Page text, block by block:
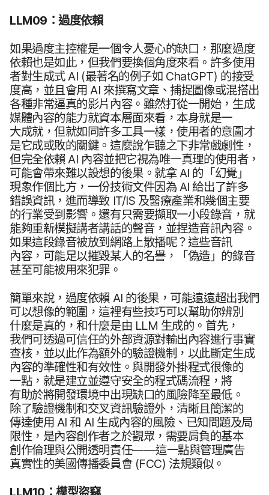
LLM09 ：​過度​依​賴
如果​過​度​主控權​是​一​個​令​人​憂心​的​缺口，​那麼​過​度​
依賴​也​是​如此，​但​我們​要​換​個​角度​來​看。​許多​使用​
者​對生​成式AI (最​著名​的​例子​如 ChatGPT) 的​接受​
度​高，​並且​會​用 AI 來​撰寫​文章、​捕捉​圖像​或​混搭出​
各​種​非常​逼真​的​影片​內容。​雖然​打從​一​開始，​生成​
媒體​內容​的​能力​就​資本​層面​來​看，​本身​就是​一​
大成就，​但​就​如​同​許多​工具​一樣，​使用者​的​意圖​才​
是​它成​或敗​的​關鍵。​這麼​說​乍聽之​下​非常​戲劇性，​
但​完全​依​賴AI 內容​並​把​它視​為​唯一​真理​的​使用​者，​
可能​會​帶來​難以​設想​的​後果。​就​拿AI 的​「幻覺」​
現象​作​個​比方，​一份​技術​文件​因為 AI給出​了​許多​
錯誤​資訊，​進而​導致 IT/IS 及​醫療​產業​和​幾​個​主要​
的​行業​受到​影響。​還​有​只需要​擷取​一​小段​錄音，​就​
能夠​重新​模擬​講​者​講話​的​聲音，​並​捏造​音訊​內容。​
如果​這​段​錄音​被​放到​網路​上​散​播​呢？​這些​音訊​
內容，​可能​足​以​摧毀​某人​的​名譽，​「偽造」​的​錄音​
甚​至​可能​被​用​來​犯罪。
簡單來​說，​過度​依​賴AI 的​後果，​可能​遠遠​超出​我們​
可以​想像​的​範圍，​這​裡​有些​技巧​可以​幫助​你​辨別​
什麼​是​真的，​和​什麼​是​由 LLM 生成​的。​首先，​
我們​可​透過​可​信任​的​外部​資源​對​輸出​內容​進行​事​實​
查核，​並​以​此​作​為額外​的​驗證​機制，​以​此​斷定​生成​
內容​的​準確性​和​有效性。​與​開發​外​掛程式​很​像​的​
一點，​就是​建立​並​遵守​安全​的​程式​碼​流程，​將​
有助於​將​開發​環境​中出現​缺口​的​風險​降​至​最低。​
除了​驗證​機制​和​交叉​資訊驗​證外，​清晰且​簡潔​的​
傳達​使用 AI和 AI 生成​內容​的​風險、​已​知​問題​及​局​
限性，​是​內容​創作者​之於​觀眾，​需要​肩負​的​基本​
創作​倫理​與​公開​透明​責任​——​這​一點​與​管理​廣告​
真實性​的​美國​傳播​委員會 (FCC) 法​規類似。
LLM10 ：​模型​盜竊